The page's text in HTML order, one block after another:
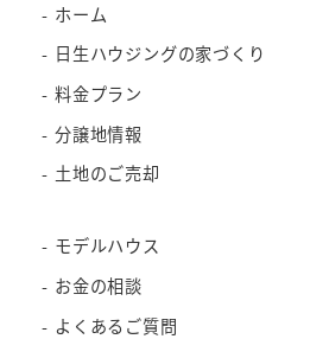
ホーム
日生ハウジングの家づくり
料金プラン
分譲地情報
土地のご売却
モデルハウス
お金の相談
よくあるご質問